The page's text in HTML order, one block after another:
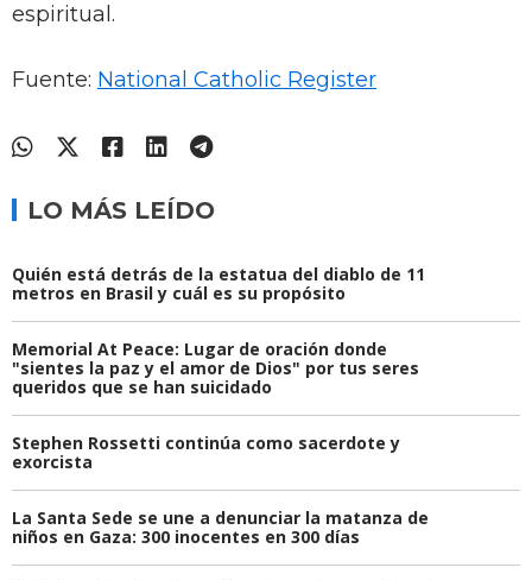
espiritual.
Fuente: National Catholic Register
LO MÁS LEÍDO
Quién está detrás de la estatua del diablo de 11
metros en Brasil y cuál es su propósito
Memorial At Peace: Lugar de oración donde
"sientes la paz y el amor de Dios" por tus seres
queridos que se han suicidado
Stephen Rossetti continúa como sacerdote y
exorcista
La Santa Sede se une a denunciar la matanza de
niños en Gaza: 300 inocentes en 300 días